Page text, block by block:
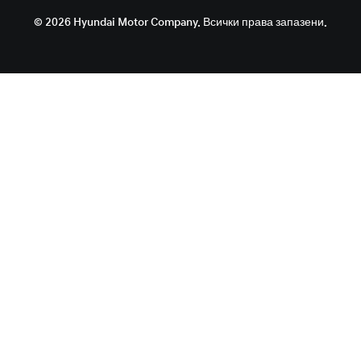
© 2026 Hyundai Motor Company. Всички права запазени.